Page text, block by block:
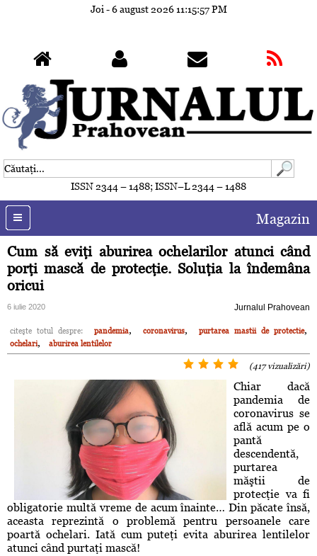
Joi - 6 august 202611:16:00 PM
ISSN 2344 – 1488; ISSN–L 2344 – 1488
Magazin
Cum să eviţi aburirea ochelarilor atunci când
porţi mască de protecţie. Soluţia la îndemâna
oricui
6 iulie 2020 Jurnalul Prahovean
citeşte totul despre: pandemia, coronavirus, purtarea mastii de protectie,
ochelari, aburirea lentilelor
(417 vizualizări)
Chiar dacă
pandemia de
coronavirus se
află acum pe o
pantă
descendentă,
purtarea
măştii de
protecţie va fi
obligatorie multă vreme de acum înainte… Din păcate însă,
aceasta reprezintă o problemă pentru persoanele care
poartă ochelari. Iată cum puteţi evita aburirea lentilelor
atunci când purtaţi mască!